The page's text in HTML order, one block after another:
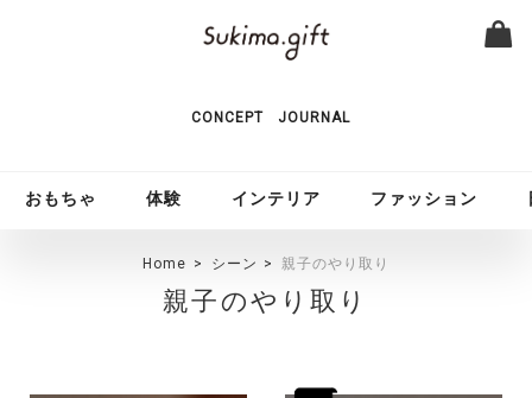
CONCEPT JOURNAL
おもちゃ 体験 インテリア ファッション
Home シーン 親子のやり取り
親子のやり取り